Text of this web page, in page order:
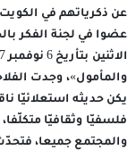
عن ذكرياتهم في
عضوا في لجنة الفكر
والمأمول»، وجدت
يكن حديثه استعلائيّا
فلسفيّا وثقافيّا
والمجتمع جميعا،